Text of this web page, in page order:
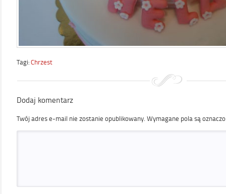
Tagi: Chrzest
Dodaj komentarz
Twój adres e-mail nie zostanie opublikowany. Wymagane pola są